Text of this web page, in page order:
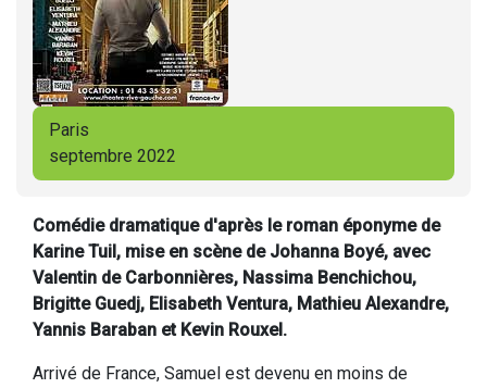
Paris
septembre 2022
Comédie dramatique d'après le roman éponyme de
Karine Tuil, mise en scène de Johanna Boyé, avec
Valentin de Carbonnières, Nassima Benchichou,
Brigitte Guedj, Elisabeth Ventura, Mathieu Alexandre,
Yannis Baraban et Kevin Rouxel.
Arrivé de France, Samuel est devenu en moins de